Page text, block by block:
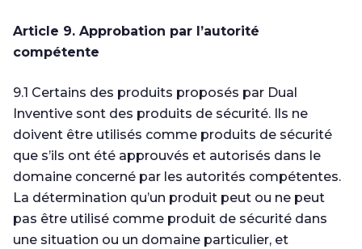
Article 9. Approbation par l’autorité
compétente
9.1 Certains des produits proposés par Dual
Inventive sont des produits de sécurité. Ils ne
doivent être utilisés comme produits de sécurité
que s’ils ont été approuvés et autorisés dans le
domaine concerné par les autorités compétentes.
La détermination qu’un produit peut ou ne peut
pas être utilisé comme produit de sécurité dans
une situation ou un domaine particulier, et